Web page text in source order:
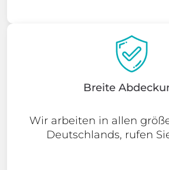
Breite
Wir arbeiten in allen
Deutschlands, rufen